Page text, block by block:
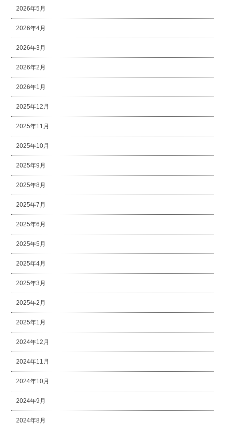
2026年5月
2026年4月
2026年3月
2026年2月
2026年1月
2025年12月
2025年11月
2025年10月
2025年9月
2025年8月
2025年7月
2025年6月
2025年5月
2025年4月
2025年3月
2025年2月
2025年1月
2024年12月
2024年11月
2024年10月
2024年9月
2024年8月